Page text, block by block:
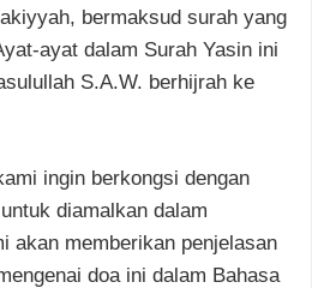
bermaksud surah yang
ayat dalam Surah Yasin ini
S.A.W. berhijrah ke
ingin berkongsi dengan
diamalkan dalam
akan memberikan penjelasan
doa ini dalam Bahasa